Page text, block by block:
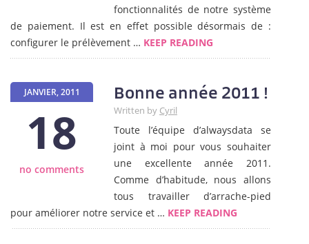
fonctionnalités de notre système
de paiement. Il est en effet possible désormais de :
configurer le prélèvement … KEEP READING
JANVIER, 2011
18
no comments
Bonne année 2011 !
Written by Cyril
Toute l’équipe d’alwaysdata se
joint à moi pour vous souhaiter
une excellente année 2011.
Comme d’habitude, nous allons
tous travailler d’arrache-pied
pour améliorer notre service et … KEEP READING